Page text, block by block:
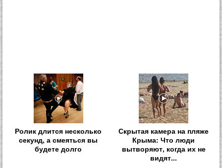
Ролик длится несколько
секунд, а смеяться вы
будете долго
Скрытая камера на пляже
Крыма: Что люди
вытворяют, когда их не
видят...